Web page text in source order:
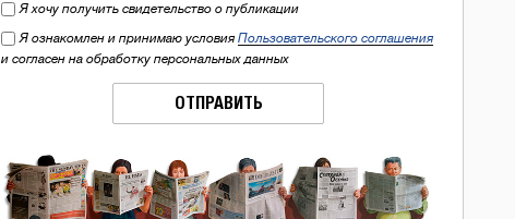
Я хочу получить свидетельство о публикации
Я ознакомлен и принимаю условия Пользовательского соглашения
и согласен на обработку персональных данных
ОТПРАВИТЬ